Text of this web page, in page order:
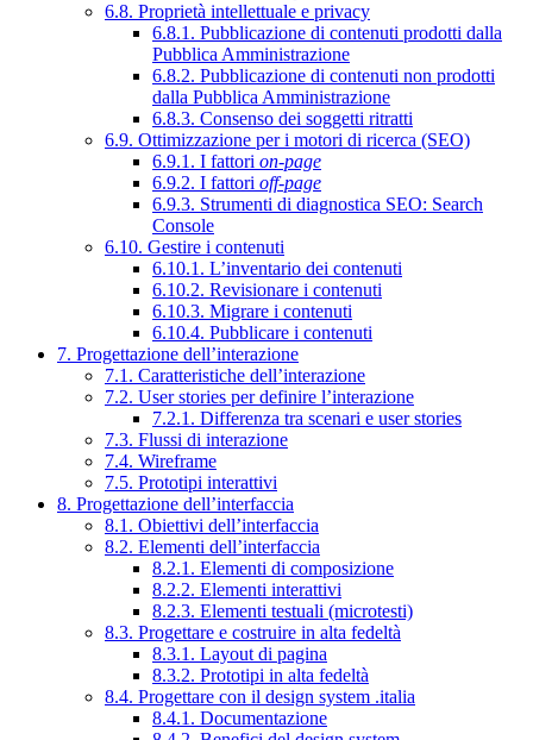
6.8. Proprietà intellettuale e privacy
6.8.1. Pubblicazione di contenuti prodotti dalla
Pubblica Amministrazione
6.8.2. Pubblicazione di contenuti non prodotti
dalla Pubblica Amministrazione
6.8.3. Consenso dei soggetti ritratti
6.9. Ottimizzazione per i motori di ricerca (SEO)
6.9.1. I fattori on-page
6.9.2. I fattori off-page
6.9.3. Strumenti di diagnostica SEO: Search
Console
6.10. Gestire i contenuti
6.10.1. L’inventario dei contenuti
6.10.2. Revisionare i contenuti
6.10.3. Migrare i contenuti
6.10.4. Pubblicare i contenuti
7. Progettazione dell’interazione
7.1. Caratteristiche dell’interazione
7.2. User stories per definire l’interazione
7.2.1. Differenza tra scenari e user stories
7.3. Flussi di interazione
7.4. Wireframe
7.5. Prototipi interattivi
8. Progettazione dell’interfaccia
8.1. Obiettivi dell’interfaccia
8.2. Elementi dell’interfaccia
8.2.1. Elementi di composizione
8.2.2. Elementi interattivi
8.2.3. Elementi testuali (microtesti)
8.3. Progettare e costruire in alta fedeltà
8.3.1. Layout di pagina
8.3.2. Prototipi in alta fedeltà
8.4. Progettare con il design system .italia
8.4.1. Documentazione